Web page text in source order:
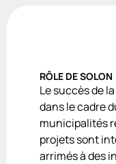
RÔLE DE SOLON
Le succès de
dans le cadre
municipalités
projets sont
arrimés à des